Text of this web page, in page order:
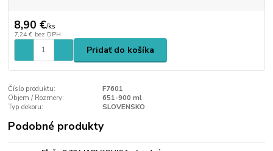
8,90 €/ks
7,24 € bez DPH
Pridať do košíka
Číslo produktu:
F7601
Objem / Rozmery:
651-900 ml
Typ dekoru:
SLOVENSKO
Podobné produkty